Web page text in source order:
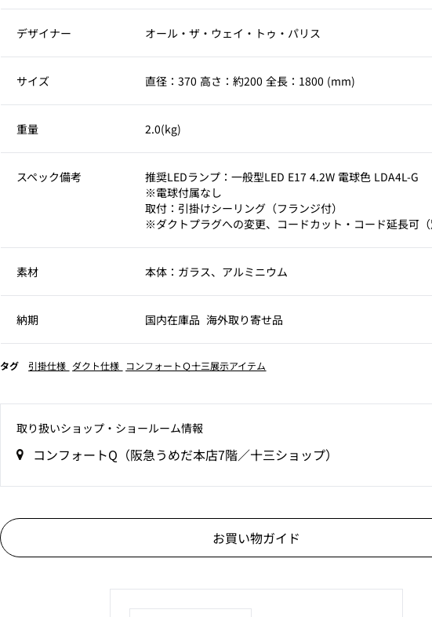
デザイナー オール・ザ・ウェイ・トゥ・パリス
サイズ 直径：370 高さ：約200 全長：1800 (mm)
重量 2.0(kg)
スペック備考
推奨LEDランプ：一般型LED E17 4.2W 電球色 LDA4L-G
※電球付属なし
取付：引掛けシーリング（フランジ付）
※ダクトプラグへの変更、コードカット・コード延長可（
素材 本体：ガラス、アルミニウム
納期 国内在庫品 海外取り寄せ品
タグ 引掛仕様 ダクト仕様 コンフォートＱ十三展示アイテム
取り扱いショップ‧ショールーム情報
コンフォートQ（阪急うめだ本店7階／十三ショップ）
お買い物ガイド